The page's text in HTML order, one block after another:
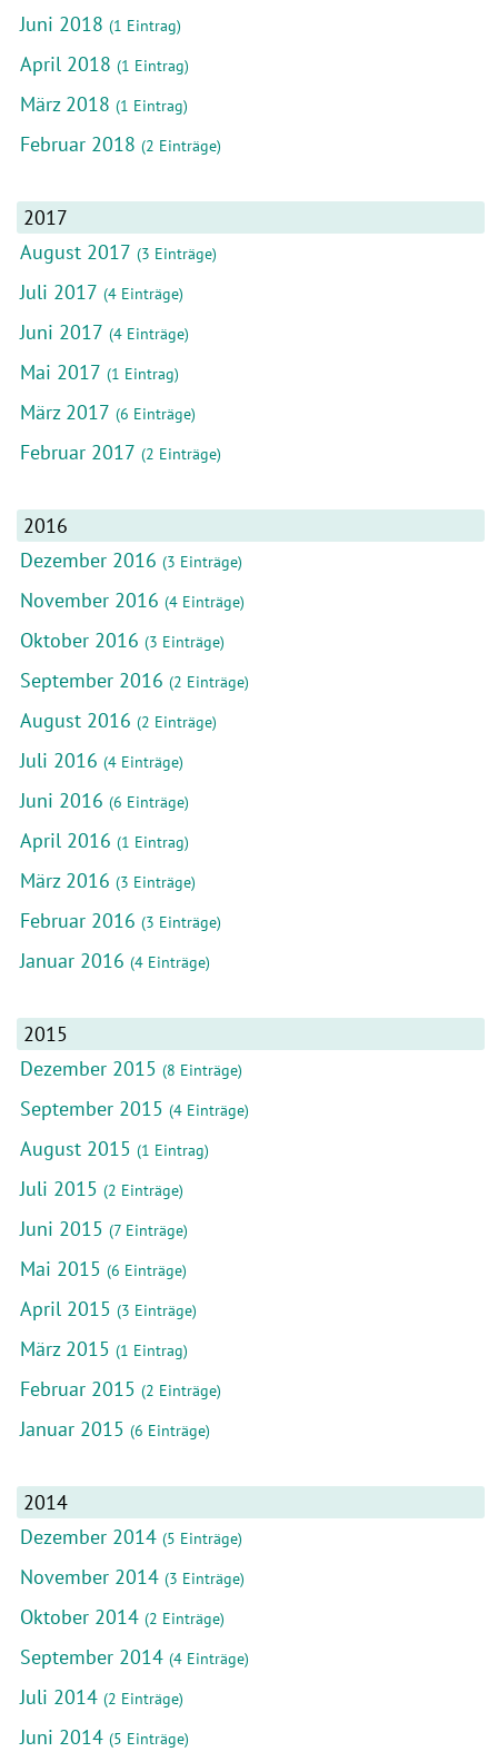
Juni 2018 (1 Eintrag)
April 2018 (1 Eintrag)
März 2018 (1 Eintrag)
Februar 2018 (2 Einträge)
2017
August 2017 (3 Einträge)
Juli 2017 (4 Einträge)
Juni 2017 (4 Einträge)
Mai 2017 (1 Eintrag)
März 2017 (6 Einträge)
Februar 2017 (2 Einträge)
2016
Dezember 2016 (3 Einträge)
November 2016 (4 Einträge)
Oktober 2016 (3 Einträge)
September 2016 (2 Einträge)
August 2016 (2 Einträge)
Juli 2016 (4 Einträge)
Juni 2016 (6 Einträge)
April 2016 (1 Eintrag)
März 2016 (3 Einträge)
Februar 2016 (3 Einträge)
Januar 2016 (4 Einträge)
2015
Dezember 2015 (8 Einträge)
September 2015 (4 Einträge)
August 2015 (1 Eintrag)
Juli 2015 (2 Einträge)
Juni 2015 (7 Einträge)
Mai 2015 (6 Einträge)
April 2015 (3 Einträge)
März 2015 (1 Eintrag)
Februar 2015 (2 Einträge)
Januar 2015 (6 Einträge)
2014
Dezember 2014 (5 Einträge)
November 2014 (3 Einträge)
Oktober 2014 (2 Einträge)
September 2014 (4 Einträge)
Juli 2014 (2 Einträge)
Juni 2014 (5 Einträge)